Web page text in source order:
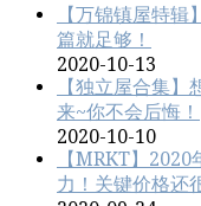
【万锦镇屋特
篇就足够！
2020-10-13
【独立屋合集
来~你不会后悔！
2020-10-10
【MRKT】
力！关键价格还